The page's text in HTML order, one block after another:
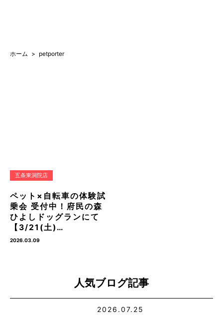
ホーム petporter
五条東洞院店
ペット×自転車の体験試
乗会 受付中！府民の森
ひよしドッグランにて
【3/21(土)…
2026.03.09
人気ブログ記事
2026.07.25